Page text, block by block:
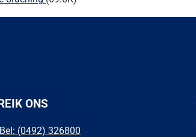
ONS
Bel: (0492) 326800